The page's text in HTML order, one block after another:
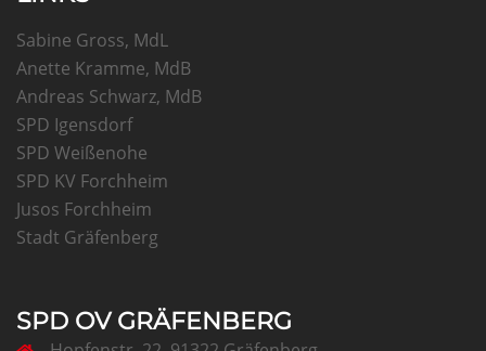
Sabine Gross, MdL
Anette Kramme, MdB
Andreas Schwarz, MdB
SPD Igensdorf
SPD Weißenohe
SPD KV Forchheim
Jusos Forchheim
Stadt Gräfenberg
SPD OV GRÄFENBERG